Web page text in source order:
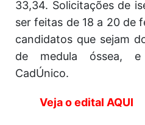
33,34. Solicitações de
ser feitas de 18 a 20 de
candidatos que sejam
de medula óssea,
CadÚnico.
Veja o edital AQUI